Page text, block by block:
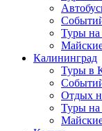
Туры
Калининград
Туры в
Отдых
Туры